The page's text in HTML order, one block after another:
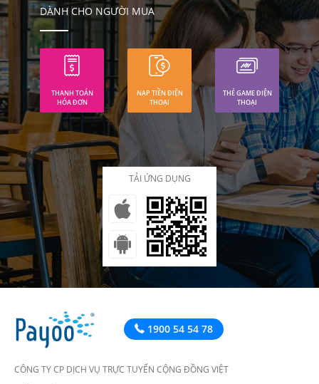
DÀNH CHO NGƯỜI MUA
THANH TOÁN
HÓA ĐƠN
NẠP TIỀN ĐIỆN
THOẠI
THẺ GAME ĐIỆN
THOẠI
TẢI ỨNG DỤNG
1900 54 54 78
CÔNG TY CP DỊCH VỤ TRỰC TUYẾN CỘNG ĐỒNG VIỆT